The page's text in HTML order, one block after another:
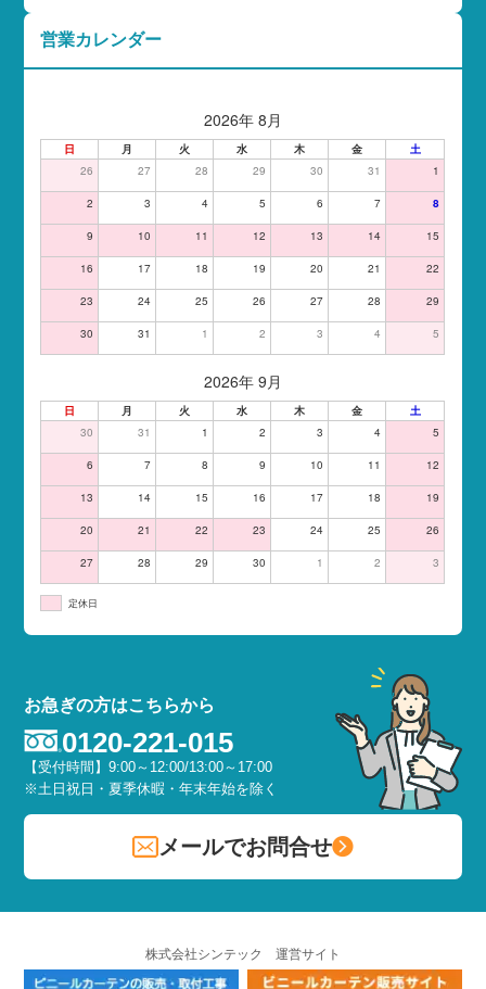
営業カレンダー
2026年 8月
日 月 火 水 木 金
土
26
27 28 29 30 31 1
2 3 4 5 6 7 8
9 10 11 12 13 14 15
16 17 18 19 20 21 22
23 24 25 26 27 28 29
30 31 1 2 3 4 5
2026年 9月
日 月 火 水 木 金
土
30
31 1 2 3 4 5
6 7 8 9 10 11 12
13 14 15 16 17 18 19
20 21 22 23 24 25 26
27 28 29 30 1 2 3
定休日
メールでお問合せ
お急ぎの方はこちらから
0120-221-015
【受付時間】9:00～12:00/13:00～17:00
※土日祝日・夏季休暇・年末年始を除く
株式会社シンテック 運営サイト